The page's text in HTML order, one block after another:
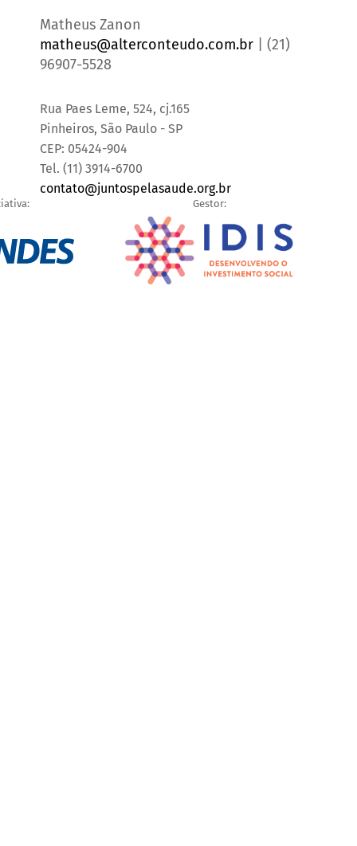
Matheus Zanon
matheus@alterconteudo.com.br | (21)
96907-5528
Rua Paes Leme, 524, cj.165
Pinheiros, São Paulo - SP
CEP: 05424-904
Tel. (11) 3914-6700
contato@juntospelasaude.org.br
Gestor: